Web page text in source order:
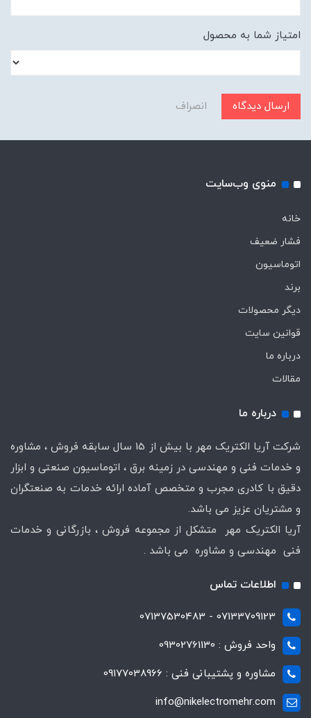
امتیاز شما به محصول
ارسال دیدگاه انصراف
منوی وب‌سایت
خانه
فشار ضعیف
اتوماسیون
برند
دیگر محصولات
قوانین سایت
درباره ما
مقالات
درباره ما
شرکت آریا الکتریک مهر با بیش از 15 سال سابقه فروش ، مشاوره
و خدمات فنی و مهندسی در زمینه برق ، اتوماسیون صنعتی و ابزار
دقیق با کادری مجرب و متخصص آماده ارائه خدمات به صنعتگران
و مشتریان عزیز می باشد.
آریا الکتریک مهر متشکل از مجموعه فروش ، بازرگانی و خدمات
فنی مهندسی و مشاوره می باشد .
اطلاعات تماس
07133709123 - 07137530483
واحد فروش : 09302761130
مشاوره و پشتیبانی فنی : 09177038966
info@nikelectromehr.com